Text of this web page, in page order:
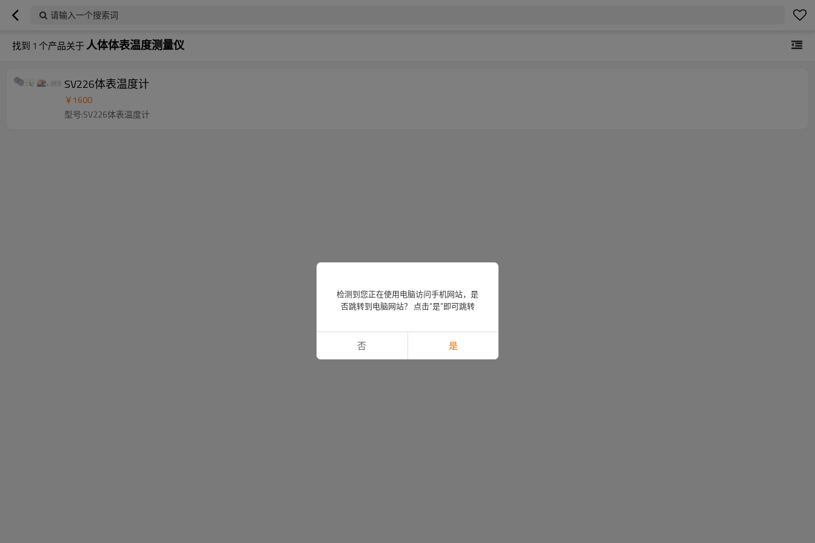
请输入一个搜索词
找到 1 个产品关于人体体表温度测量仪
SV226体表温度计
￥1600
型号:SV226体表温度计
检测到您正在使用电脑访问手机网站，是
否跳转到电脑网站？ 点击“是”即可跳转
否 是